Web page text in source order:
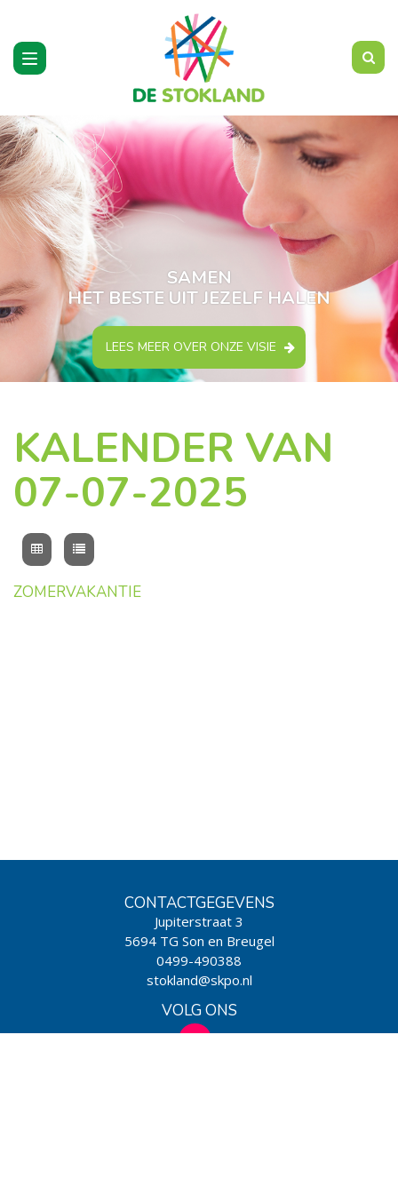
Toggle
navigation
SAMEN
HET BESTE UIT JEZELF HALEN
LEES MEER OVER ONZE VISIE
KALENDER VAN
07-07-2025
ZOMERVAKANTIE
CONTACTGEGEVENS
Jupiterstraat 3
5694 TG Son en Breugel
0499-490388
stokland@skpo.nl
VOLG ONS